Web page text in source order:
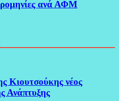
ανά ΑΦΜ
νέος
Ανάπτυξης